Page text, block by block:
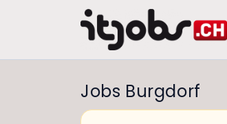
Jobs Burgdorf